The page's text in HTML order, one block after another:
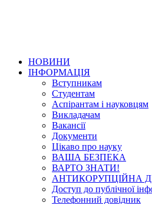
НОВИНИ
ІНФОРМАЦІЯ
Вступникам
Студентам
Аспірантам і науковцям
Викладачам
Вакансії
Документи
Цікаво про науку
ВАША БЕЗПЕКА
ВАРТО ЗНАТИ!
АНТИКОРУПЦІЙНА
Доступ до публічної
Телефонний довідник